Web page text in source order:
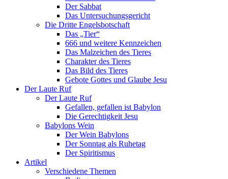
Der Sabbat
Das Untersuchungsgericht
Die Dritte Engelsbotschaft
Das „Tier“
666 und weitere Kennzeichen
Das Malzeichen des Tieres
Charakter des Tieres
Das Bild des Tieres
Gebote Gottes und Glaube Jesu
Der Laute Ruf
Der Laute Ruf
Gefallen, gefallen ist Babylon
Die Gerechtigkeit Jesu
Babylons Wein
Der Wein Babylons
Der Sonntag als Ruhetag
Der Spiritismus
Artikel
Verschiedene Themen